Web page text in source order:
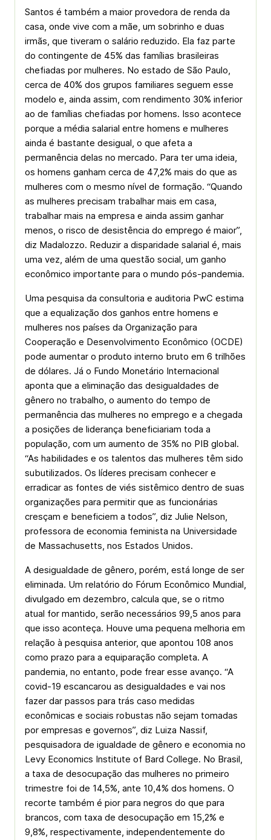
Santos é também a maior provedora de renda da
casa, onde vive com a mãe, um sobrinho e duas
irmãs, que tiveram o salário reduzido. Ela faz parte
do contingente de 45% das famílias brasileiras
chefiadas por mulheres. No estado de São Paulo,
cerca de 40% dos grupos familiares seguem esse
modelo e, ainda assim, com rendimento 30% inferior
ao de famílias chefiadas por homens. Isso acontece
porque a média salarial entre homens e mulheres
ainda é bastante desigual, o que afeta a
permanência delas no mercado. Para ter uma ideia,
os homens ganham cerca de 47,2% mais do que as
mulheres com o mesmo nível de formação. “Quando
as mulheres precisam trabalhar mais em casa,
trabalhar mais na empresa e ainda assim ganhar
menos, o risco de desistência do emprego é maior”,
diz Madalozzo. Reduzir a disparidade salarial é, mais
uma vez, além de uma questão social, um ganho
econômico importante para o mundo pós-pandemia.
Uma pesquisa da consultoria e auditoria PwC estima
que a equalização dos ganhos entre homens e
mulheres nos países da Organização para
Cooperação e Desenvolvimento Econômico (OCDE)
pode aumentar o produto interno bruto em 6 trilhões
de dólares. Já o Fundo Monetário Internacional
aponta que a eliminação das desigualdades de
gênero no trabalho, o aumento do tempo de
permanência das mulheres no emprego e a chegada
a posições de liderança beneficiariam toda a
população, com um aumento de 35% no PIB global.
“As habilidades e os talentos das mulheres têm sido
subutilizados. Os líderes precisam conhecer e
erradicar as fontes de viés sistêmico dentro de suas
organizações para permitir que as funcionárias
cresçam e beneficiem a todos”, diz Julie Nelson,
professora de economia feminista na Universidade
de Massachusetts, nos Estados Unidos.
A desigualdade de gênero, porém, está longe de ser
eliminada. Um relatório do Fórum Econômico Mundial,
divulgado em dezembro, calcula que, se o ritmo
atual for mantido, serão necessários 99,5 anos para
que isso aconteça. Houve uma pequena melhoria em
relação à pesquisa anterior, que apontou 108 anos
como prazo para a equiparação completa. A
pandemia, no entanto, pode frear esse avanço. “A
covid-19 escancarou as desigualdades e vai nos
fazer dar passos para trás caso medidas
econômicas e sociais robustas não sejam tomadas
por empresas e governos”, diz Luiza Nassif,
pesquisadora de igualdade de gênero e economia no
Levy Economics Institute of Bard College. No Brasil,
a taxa de desocupação das mulheres no primeiro
trimestre foi de 14,5%, ante 10,4% dos homens. O
recorte também é pior para negros do que para
brancos, com taxa de desocupação em 15,2% e
9,8%, respectivamente, independentemente do